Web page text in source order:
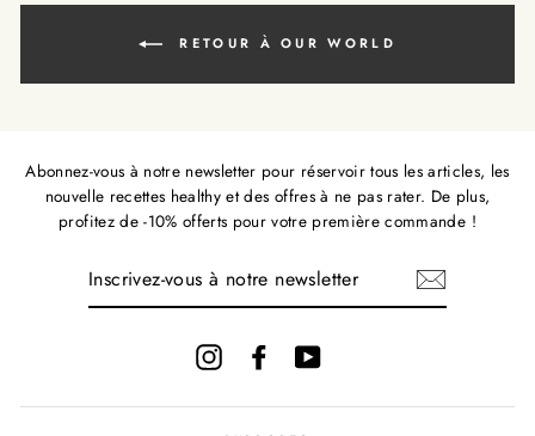
RETOUR À OUR WORLD
Abonnez-vous à notre newsletter pour réservoir tous les articles, les
nouvelle recettes healthy et des offres à ne pas rater. De plus,
profitez de -10% offerts pour votre première commande !
InstagramFacebookYouTube